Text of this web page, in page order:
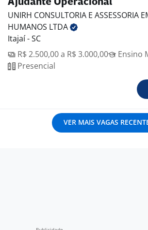
Ajudante Operacional
UNIRH CONSULTORIA E ASSESSORIA
HUMANOS LTDA
Itajaí - SC
R$ 2.500,00 a R$ 3.000,00
Ensino
Presencial
VER MAIS VAGAS